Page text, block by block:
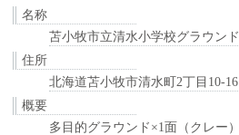
名称
苫小牧市立清水小学校グラウンド
住所
北海道苫小牧市清水町2丁目10-16
概要
多目的グラウンド×1面（クレー）